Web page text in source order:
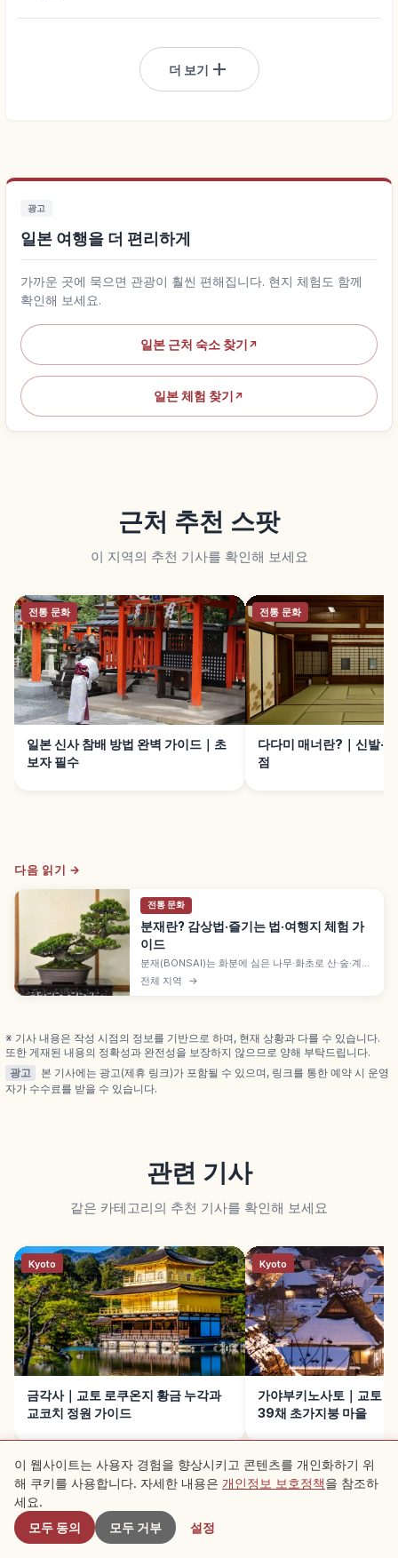
더 보기 add
광고
일본 여행을 더 편리하게
가까운 곳에 묵으면 관광이 훨씬 편해집니다. 현지 체험도 함께
확인해 보세요.
일본 근처 숙소 찾기 ↗
일본 체험 찾기 ↗
근처 추천 스팟
이 지역의 추천 기사를 확인해 보세요
전통 문화
일본 신사 참배 방법 완벽 가이드｜초
보자 필수
전통 문화
다다미 매너란?｜신발·짐
점
다음 읽기 →
전통 문화
분재란? 감상법·즐기는 법·여행지 체험 가
이드
분재(BONSAI)는 화분에 심은 나무·화초로 산·숲·계곡
의 풍경을 표현하는 일본 문화로, 가지치기·철사 걸기·
분갈이를 거듭하며 수십 년에서 100년 이상 가꾸는 작
전체 지역 →
※ 기사 내용은 작성 시점의 정보를 기반으로 하며, 현재 상황과 다를 수 있습니다.
또한 게재된 내용의 정확성과 완전성을 보장하지 않으므로 양해 부탁드립니다.
광고
본 기사에는 광고(제휴 링크)가 포함될 수 있으며, 링크를 통한 예약 시 운영
자가 수수료를 받을 수 있습니다.
관련 기사
같은 카테고리의 추천 기사를 확인해 보세요
Kyoto
금각사｜교토 로쿠온지 황금 누각과
교코치 정원 가이드
Kyoto
가야부키노사토｜교토
39채 초가지붕 마을
근처 스팟
이 웹사이트는 사용자 경험을 향상시키고 콘텐츠를 개인화하기 위
해 쿠키를 사용합니다. 자세한 내용은 개인정보 보호정책을 참조하
세요.
모두 동의
모두 거부 설정